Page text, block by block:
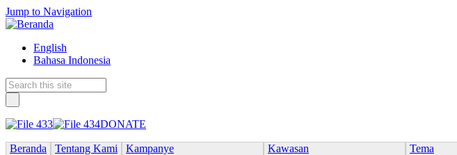
Jump to Navigation
English
Bahasa Indonesia
DONATE
Beranda Tentang Kami
Kampanye
Kawasan
Tema